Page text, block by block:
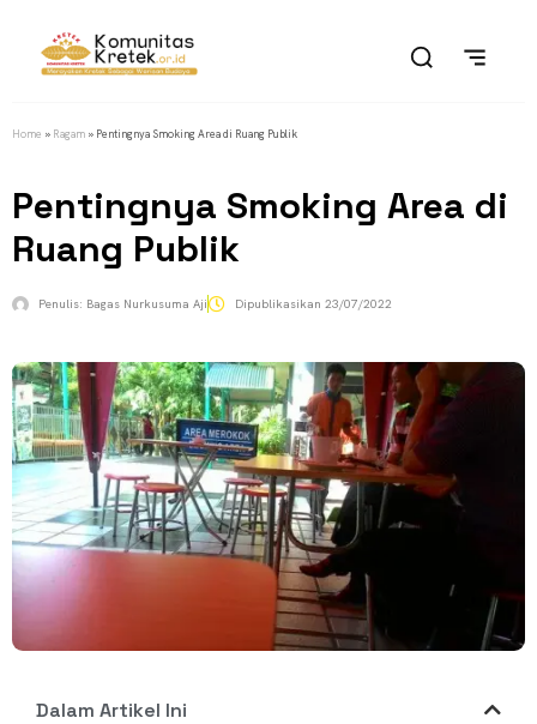
Home » Ragam » Pentingnya Smoking Area di Ruang Publik
Pentingnya Smoking Area di
Ruang Publik
Penulis: Bagas Nurkusuma Aji Dipublikasikan 23/07/2022
Dalam Artikel Ini